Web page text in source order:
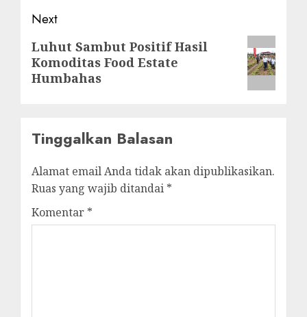
Next
Next
post:
Luhut Sambut Positif Hasil
Komoditas Food Estate
Humbahas
Tinggalkan Balasan
Alamat email Anda tidak akan dipublikasikan.
Ruas yang wajib ditandai *
Komentar *